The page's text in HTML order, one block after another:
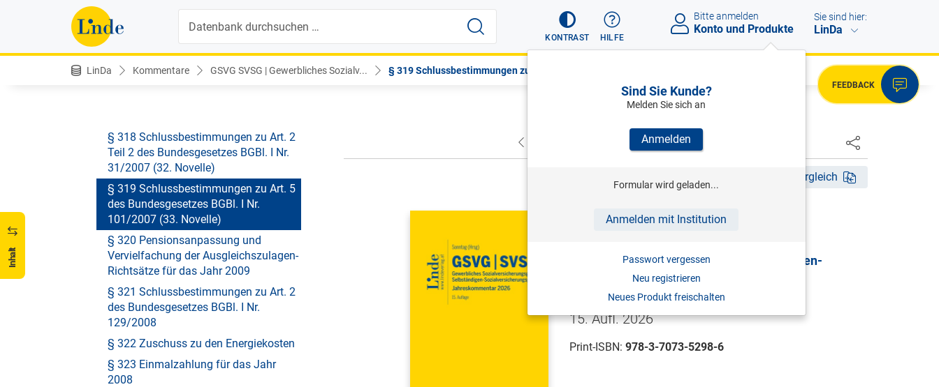
KONTRAST HILFE
Bitte anmelden
Konto und Produkte
Sind Sie Kunde?
Melden Sie sich an
Anmelden
Formular wird geladen...
Anmelden mit Institution
Passwort vergessen
Neu registrieren
Neues Produkt freischalten
Sie sind hier:
LinDa
LinDa Kommentare GSVG SVSG | Gewerbliches Sozialv... § 319 Schlussbestimmungen zu Art...
FEEDBACK
Inhalt
2007
§ 316 Schlussbestimmungen zu Art. 2
169/2006
§ 318 Schlussbestimmungen zu Art. 2
Teil 2 des Bundesgesetzes BGBl. I Nr.
31/2007 (32. Novelle)
§ 319 Schlussbestimmungen zu Art. 5
des Bundesgesetzes BGBl. I Nr.
101/2007 (33. Novelle)
§ 320 Pensionsanpassung und
Vervielfachung der Ausgleichszulagen-
Richtsätze für das Jahr 2009
§ 321 Schlussbestimmungen zu Art. 2
des Bundesgesetzes BGBl. I Nr.
129/2008
§ 322 Zuschuss zu den Energiekosten
§ 323 Einmalzahlung für das Jahr
2008
NÄCHSTER
Fassungsvergleich
SONNTAG (HRSG)
Sozialversicherungsgesetz & Selbständigen-
Sozialversicherungsgesetz
Jahreskommentar
15. Aufl. 2026
Print-ISBN:978-3-7073-5298-6